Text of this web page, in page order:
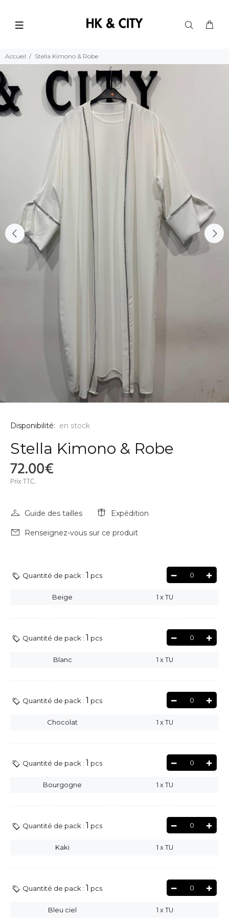
Accueil Stella Kimono & Robe
Disponibilité: en stock
Stella Kimono & Robe
72.00€
Prix TTC.
Guide des tailles Expédition
Renseignez-vous sur ce produit
Quantité de pack : 1 pcs 0
Beige 1 x TU
Quantité de pack : 1 pcs 0
Blanc 1 x TU
Quantité de pack : 1 pcs 0
Chocolat 1 x TU
Quantité de pack : 1 pcs 0
Bourgogne 1 x TU
Quantité de pack : 1 pcs 0
Kaki 1 x TU
Quantité de pack : 1 pcs 0
Bleu ciel 1 x TU